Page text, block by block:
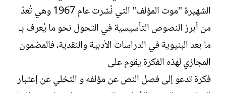
الشهيرة "موت المؤلف" التي نُشرت عام 1967 وهي تُعدّ
من أبرز النصوص التأسيسية في التحول نحو ما يُعرف بـ
ما بعد البنيوية في الدراسات الأدبية والنقدية، فالمضمون
المجازي لهذه الفكرة يقوم على
فكرة تدعو إلى فصل النص عن مؤلفه و التخلي عن إعتبار